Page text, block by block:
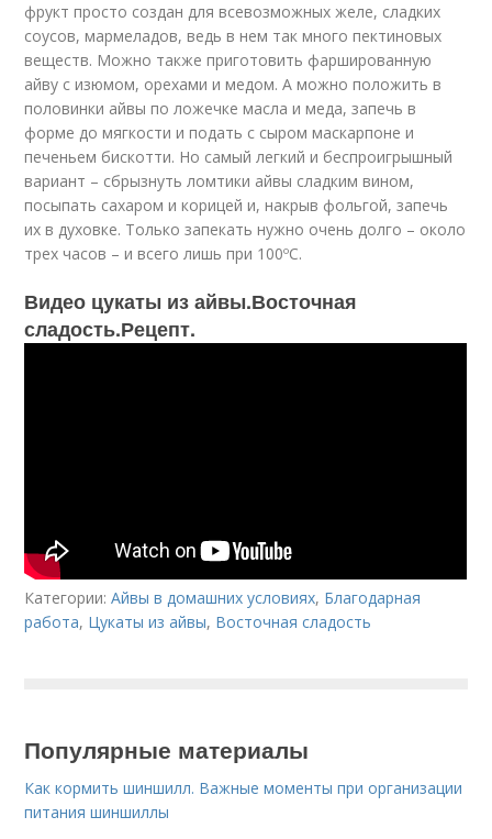
фрукт просто создан для всевозможных желе, сладких
соусов, мармеладов, ведь в нем так много пектиновых
веществ. Можно также приготовить фаршированную
айву с изюмом, орехами и медом. А можно положить в
половинки айвы по ложечке масла и меда, запечь в
форме до мягкости и подать с сыром маскарпоне и
печеньем бискотти. Но самый легкий и беспроигрышный
вариант – сбрызнуть ломтики айвы сладким вином,
посыпать сахаром и корицей и, накрыв фольгой, запечь
их в духовке. Только запекать нужно очень долго – около
трех часов – и всего лишь при 100ºС.
Видео цукаты из айвы.Восточная
сладость.Рецепт.
Категории:Айвы в домашних условиях, Благодарная
работа, Цукаты из айвы, Восточная сладость
Популярные материалы
Как кормить шиншилл. Важные моменты при организации
питания шиншиллы